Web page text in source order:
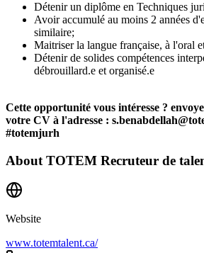
Détenir un diplôme en Techniques
Avoir accumulé au moins 2 années
similaire;
Maitriser la langue française, à l'oral
Détenir de solides compétences
débrouillard.e et organisé.e
Cette opportunité vous intéresse ?
votre CV à l'adresse :
#totemjurh
About TOTEM Recruteur de
Website
www.totemtalent.ca/